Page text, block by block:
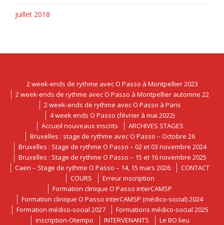
juillet 2018
2 week-ends de rythme avec O Passo à Montpellier 2023
2 week-ends de rythme avec O Passo à Montpellier automne 22
2 week-ends de rythme avec O Passo à Paris
4 week ends O Passo (février à mai 2022)
Accueil nouveaux inscrits
ARCHIVES STAGES
Bruxelles : stage de rythme avec O Passo – Octobre 26
Bruxelles : Stage de rythme O Passo – 02 et 03 novembre 2024
Bruxelles : Stage de rythme O Passo – 15 et 16 novembre 2025
Caen – Stage de rythme O Passo – 14, 15 mars 2026
CONTACT
COURS
Erreur inscription
Formation clinique O Passo interCAMSP
Formation clinique O Passo interCAMSP (médico-social) 2024
Formation médico-social 2027
Formations médico-social 2025
inscription-Otempo
INTERVENANTS
Le BO lieu